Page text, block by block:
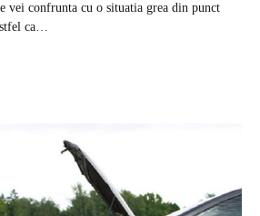
vei confrunta cu o situatia grea din punct
ca…